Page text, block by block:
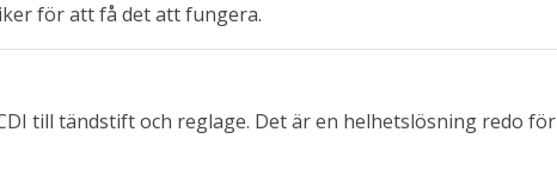
för att få det att fungera.
till tändstift och reglage. Det är en helhetslösning redo för